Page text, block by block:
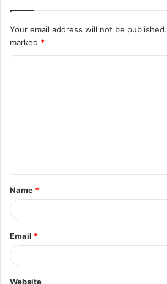
Your email address will not be published.
marked *
t
*
Name *
Email *
Website